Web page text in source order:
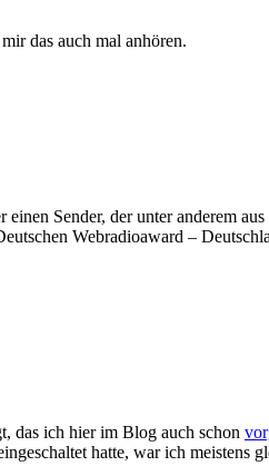
das auch mal anhören.
Sender, der unter anderem
Webradioaward –
das ich hier im Blog auch schon
hatte, war ich